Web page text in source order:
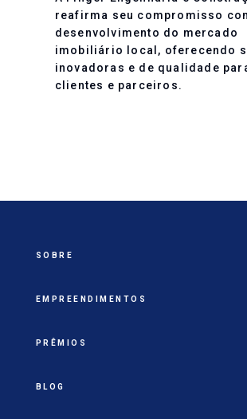
reafirma seu compromisso
desenvolvimento do mercado
imobiliário local, oferecendo
inovadoras e de qualidade
clientes e parceiros.
SOBRE
EMPREENDIMENTOS
PRÊMIOS
BLOG